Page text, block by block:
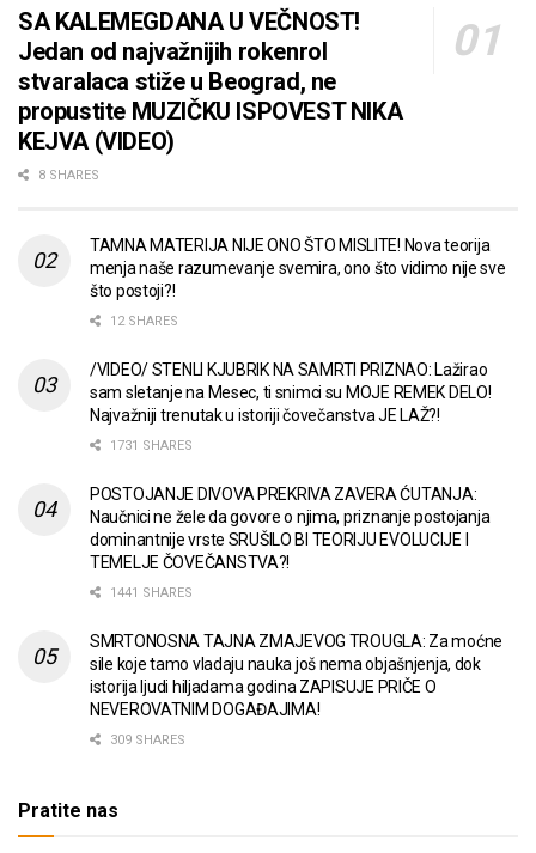
SA KALEMEGDANA U VEČNOST!
Jedan od najvažnijih rokenrol
stvaralaca stiže u Beograd, ne
propustite MUZIČKU ISPOVEST NIKA
KEJVA (VIDEO)
8 SHARES
TAMNA MATERIJA NIJE ONO ŠTO MISLITE! Nova teorija
menja naše razumevanje svemira, ono što vidimo nije sve
što postoji?!
12 SHARES
/VIDEO/ STENLI KJUBRIK NA SAMRTI PRIZNAO: Lažirao
sam sletanje na Mesec, ti snimci su MOJE REMEK DELO!
Najvažniji trenutak u istoriji čovečanstva JE LAŽ?!
1731 SHARES
POSTOJANJE DIVOVA PREKRIVA ZAVERA ĆUTANJA:
Naučnici ne žele da govore o njima, priznanje postojanja
dominantnije vrste SRUŠILO BI TEORIJU EVOLUCIJE I
TEMELJE ČOVEČANSTVA?!
1441 SHARES
SMRTONOSNA TAJNA ZMAJEVOG TROUGLA: Za moćne
sile koje tamo vladaju nauka još nema objašnjenja, dok
istorija ljudi hiljadama godina ZAPISUJE PRIČE O
NEVEROVATNIM DOGAĐAJIMA!
309 SHARES
Pratite nas